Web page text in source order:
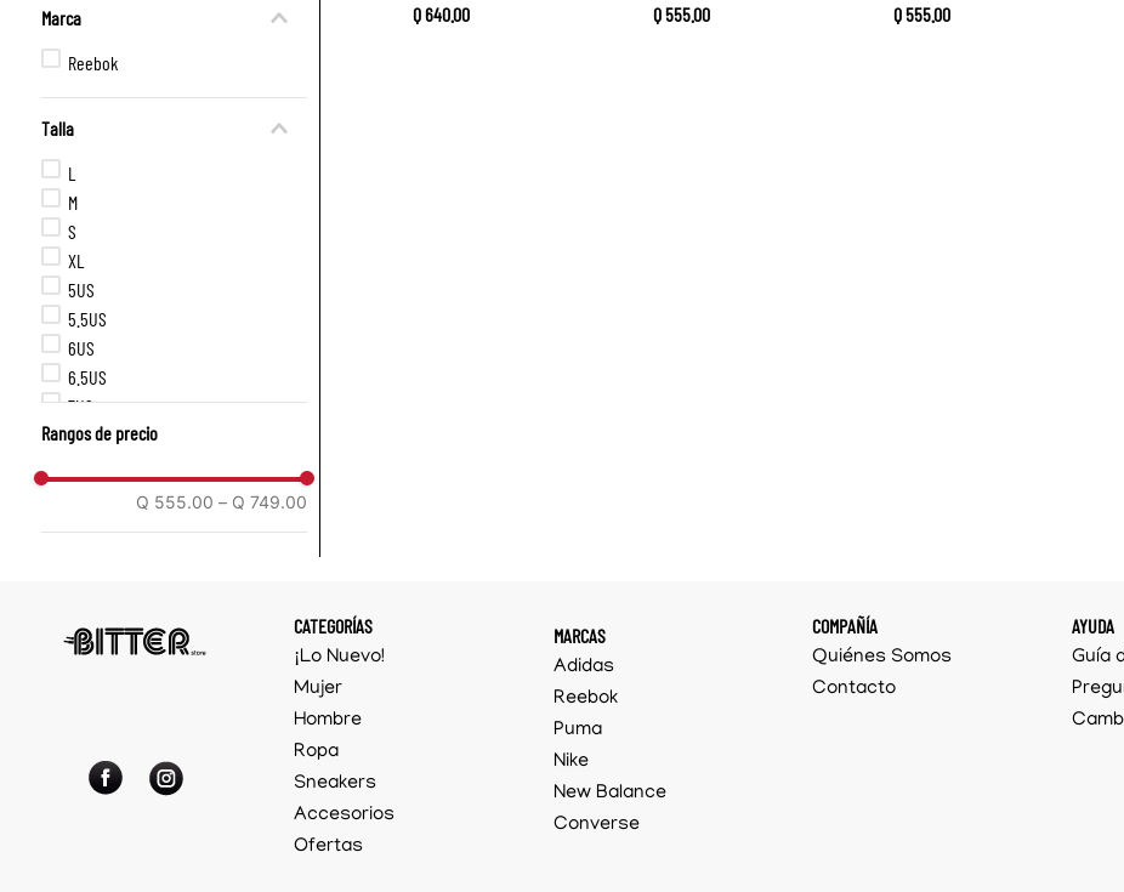
Marca
Reebok
Talla
L
M
S
XL
5US
5.5US
6US
6.5US
7US
7.5US
Rangos de precio
Q 555.00 – Q 749.00
Q64000 Q55500 Q55500
CATEGORÍAS
¡Lo Nuevo!
Mujer
Hombre
Ropa
Sneakers
Accesorios
Ofertas
MARCAS
Adidas
Reebok
Puma
Nike
New Balance
Converse
COMPAÑÍA
Quiénes Somos
Contacto
AYUDA
Guía